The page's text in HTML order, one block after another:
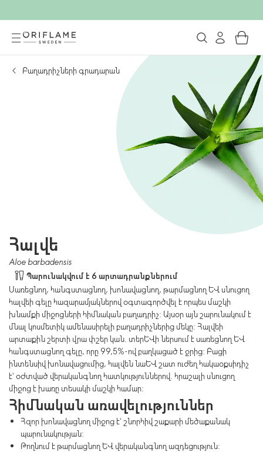
Բաղադրիչների գրադարան
Հալվե
Aloe barbadensis
Պարունակվում է 6 արտադրանքներում
Սառեցնող, հանգստացնող, խոնավացնող, թարմացնող և սնուցող
հալվեի գելը հազարամյակներով օգտագործվել է որպես մաշկի
խնամքի միջոցների հիմնական բաղադրիչ: Այսօր այն շարունակում է
մնալ կոսմետիկ ամենասիրելի բաղադրիչներից մեկը: Հալվեի
արտաքին շերտի վրա փշեր կան. տերևի ներսում է սառեցնող և
հանգստացնող գելը, որը 99,5%-ով բաղկացած է ջրից: Բացի
ինտենսիվ խոնավացումից, հալվեն նաև շատ ուժեղ հակաօքսիդիչ
է՝ օժտված վերականգնող հատկություններով. հրաշալի սնուցող
միջոց է խառը տեսակի մաշկի համար:
Հիմնական առավելություններ
Հզոր խոնավացնող միջոց է՝ շնորհիվ շաքարի մեծաքանակ
պարունակության:
Թողնում է թարմացնող և վերականգնող ազդեցություն: